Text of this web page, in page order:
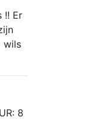
!! Er
wils
8